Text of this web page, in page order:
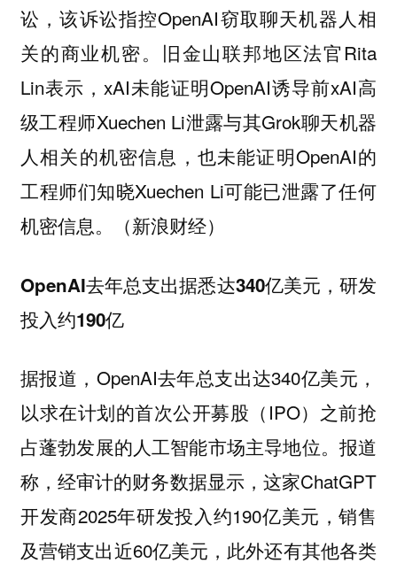
讼，该诉讼指控OpenAI窃取聊天机器人相
关的商业机密。旧金山联邦地区法官Rita
Lin表示，xAI未能证明OpenAI诱导前xAI高
级工程师Xuechen Li泄露与其Grok聊天机器
人相关的机密信息，也未能证明OpenAI的
工程师们知晓Xuechen Li可能已泄露了任何
机密信息。（新浪财经）
OpenAI去年总支出据悉达340亿美元，研发
投入约190亿
据报道，OpenAI去年总支出达340亿美元，
以求在计划的首次公开募股（IPO）之前抢
占蓬勃发展的人工智能市场主导地位。报道
称，经审计的财务数据显示，这家ChatGPT
开发商2025年研发投入约190亿美元，销售
及营销支出近60亿美元，此外还有其他各类